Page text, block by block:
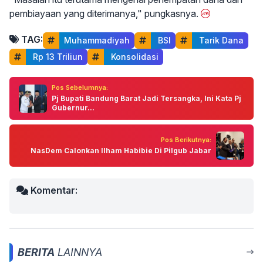
pembiayaan yang diterimanya," pungkasnya.
TAG: Muhammadiyah BSI
Tarik Dana
Rp 13 Triliun
Konsolidasi
Pos Sebelumnya:
Pj Bupati Bandung Barat Jadi Tersangka, Ini Kata Pj
Gubernur...
Pos Berikutnya:
NasDem Calonkan Ilham Habibie Di Pilgub Jabar
Komentar:
BERITA LAINNYA